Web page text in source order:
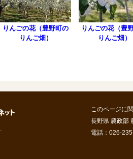
りんごの花（豊野町の
りんご畑）
りんごの花（豊
りんご畑）
このページに
長野県 農政部
電話：026-